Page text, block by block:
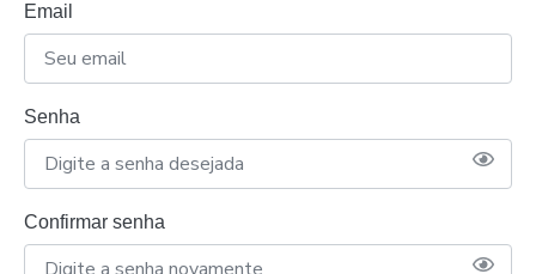
Email
Senha
Confirmar senha